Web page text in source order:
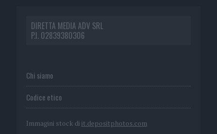
DIRETTA MEDIA ADV SRL
P.I. 02839380306
Chi siamo
Codice etico
Immagini stock di it.depositphotos.com